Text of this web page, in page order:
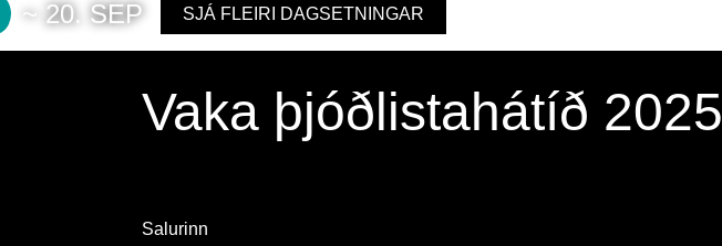
~ 20. SEP SJÁ FLEIRI DAGSETNINGAR
Vaka þjóðlistahátíð 2025
Salurinn